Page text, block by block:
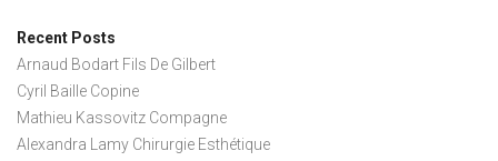
Recent Posts
Arnaud Bodart Fils De Gilbert
Cyril Baille Copine
Mathieu Kassovitz Compagne
Alexandra Lamy Chirurgie Esthétique